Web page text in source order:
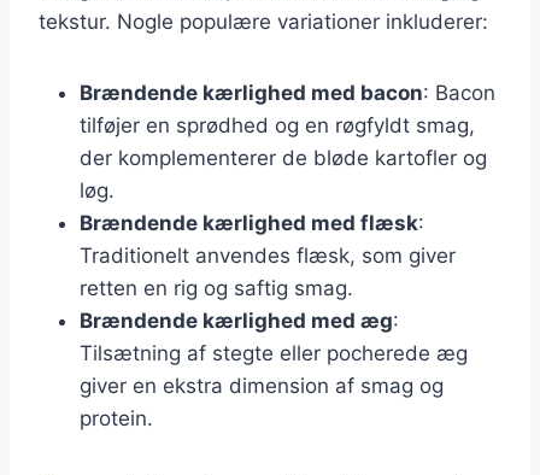
tekstur. Nogle populære variationer inkluderer:
Brændende kærlighed med bacon: Bacon
tilføjer en sprødhed og en røgfyldt smag,
der komplementerer de bløde kartofler og
løg.
Brændende kærlighed med flæsk:
Traditionelt anvendes flæsk, som giver
retten en rig og saftig smag.
Brændende kærlighed med æg:
Tilsætning af stegte eller pocherede æg
giver en ekstra dimension af smag og
protein.